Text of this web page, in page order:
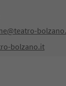
bolzano.it